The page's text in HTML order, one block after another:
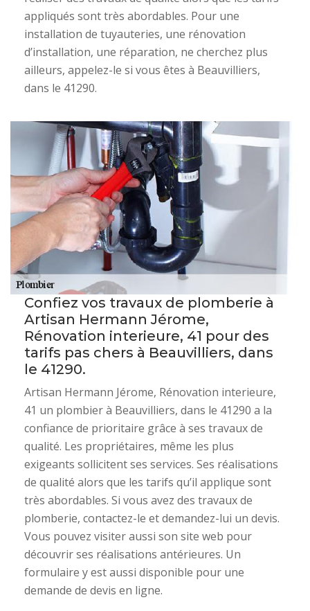
appliqués sont très abordables. Pour une
installation de tuyauteries, une rénovation
d’installation, une réparation, ne cherchez plus
ailleurs, appelez-le si vous êtes à Beauvilliers,
dans le 41290.
Confiez vos travaux de plomberie à
Artisan Hermann Jérome,
Rénovation interieure, 41 pour des
tarifs pas chers à Beauvilliers, dans
le 41290.
Artisan Hermann Jérome, Rénovation interieure,
41 un plombier à Beauvilliers, dans le 41290 a la
confiance de prioritaire grâce à ses travaux de
qualité. Les propriétaires, même les plus
exigeants sollicitent ses services. Ses réalisations
de qualité alors que les tarifs qu’il applique sont
très abordables. Si vous avez des travaux de
plomberie, contactez-le et demandez-lui un devis.
Vous pouvez visiter aussi son site web pour
découvrir ses réalisations antérieures. Un
formulaire y est aussi disponible pour une
demande de devis en ligne.